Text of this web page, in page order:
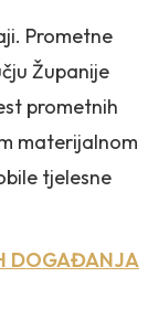
Prometne
Županije
prometnih
materijalnom
tjelesne
DOGAĐANJA